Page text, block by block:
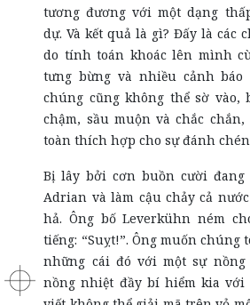
tương đương với một dạng
dự. Và kết quả là gì? Đấy là các
do tính toán khoác lên mình
tưng bừng và nhiều cảnh báo
chúng cũng không thể sờ vào,
chậm, sầu muộn và chắc
toàn thích hợp cho sự đánh
Bị lây bởi cơn buồn cười
Adrian và làm cậu chảy cả
hả. Ông bố Leverkühn ném
tiếng: “Suỵt!”. Ông muốn chúng
những cái đó với một sự
nồng nhiệt đầy bí hiểm kia với